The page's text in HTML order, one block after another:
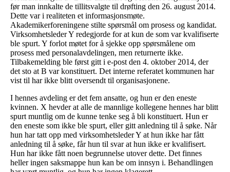
før man innkalte de tillitsvalgte til drøfting den 26. august 2014.
Dette var i realiteten et informasjonsmøte.
Akademikerforeningene stilte spørsmål om prosess og kandidat.
Virksomhetsleder Y redegjorde for at kun de som var kvalifiserte
ble spurt. Y forlot møtet for å sjekke opp spørsmålene om
prosess med personalavdelingen, men returnerte ikke.
Tilbakemelding ble først gitt i e-post den 4. oktober 2014, der
det sto at B var konstituert. Det interne referatet kommunen har
vist til har ikke blitt oversendt til organisasjonene.
I hennes avdeling er det fem ansatte, og hun er den eneste
kvinnen. X hevder at alle de mannlige kollegene hennes har blitt
spurt muntlig om de kunne tenke seg å bli konstituert. Hun er
den eneste som ikke ble spurt, eller gitt anledning til å søke. Når
hun har tatt opp med virksomhetsleder Y at hun ikke har fått
anledning til å søke, får hun til svar at hun ikke er kvalifisert.
Hun har ikke fått noen begrunnelse utover dette. Det finnes
heller ingen saksmappe hun kan be om innsyn i. Behandlingen